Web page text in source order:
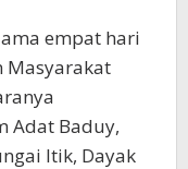
empat hari
Masyarakat
Adat Baduy,
Itik, Dayak